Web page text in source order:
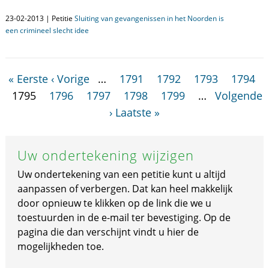
23-02-2013 | Petitie Sluiting van gevangenissen in het Noorden is
een crimineel slecht idee
« Eerste ‹ Vorige … 1791 1792 1793
1794
1795
1796 1797 1798 1799 …
Volgende
› Laatste »
Uw ondertekening wijzigen
Uw ondertekening van een petitie kunt u altijd
aanpassen of verbergen. Dat kan heel makkelijk
door opnieuw te klikken op de link die we u
toestuurden in de e-mail ter bevestiging. Op de
pagina die dan verschijnt vindt u hier de
mogelijkheden toe.